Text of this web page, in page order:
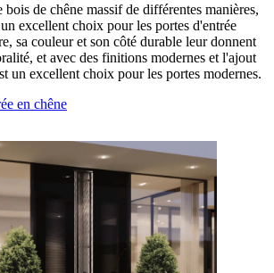
de chêne massif de différentes manières,
excellent choix pour les portes d'entrée
sa couleur et son côté durable leur donnent
et avec des finitions modernes et l'ajout
un excellent choix pour les portes modernes.
en chêne